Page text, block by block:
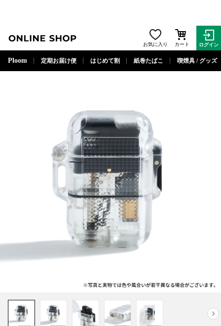
お気に入り カート ログイン
Ploom 定期お届け便 はじめて割 紙巻たばこ 喫煙具 / グッズ